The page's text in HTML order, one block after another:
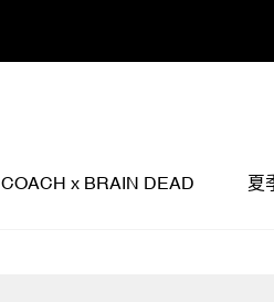
COACH x BRAIN DEAD 夏